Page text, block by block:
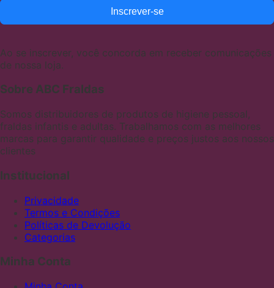
Inscrever-se
Ao se inscrever, você concorda em receber comunicações
de nossa loja.
Sobre ABC Fraldas
Somos distribuidores de produtos de higiene pessoal,
fraldas infantis e adultas. Trabalhamos com as melhores
marcas para garantir qualidade e preços justos aos nossos
clientes
Institucional
Privacidade
Termos e Condições
Políticas de Devolução
Categorias
Minha Conta